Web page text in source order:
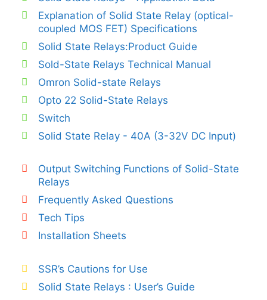
Explanation of Solid State Relay (optical-
coupled MOS FET) Specifications
Solid State Relays:Product Guide
Sold-State Relays Technical Manual
Omron Solid-state Relays
Opto 22 Solid-State Relays
Switch
Solid State Relay - 40A (3-32V DC Input)
Output Switching Functions of Solid-State
Relays
Frequently Asked Questions
Tech Tips
Installation Sheets
SSR’s Cautions for Use
Solid State Relays : User’s Guide